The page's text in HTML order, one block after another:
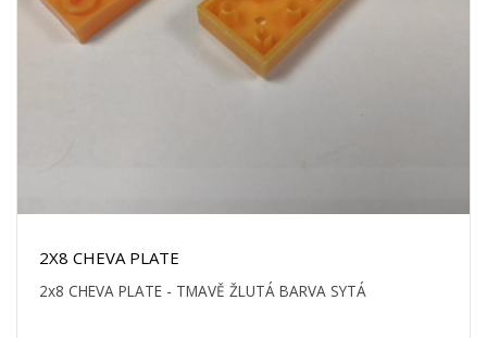
2X8 CHEVA PLATE
2x8 CHEVA PLATE - TMAVĚ ŽLUTÁ BARVA SYTÁ